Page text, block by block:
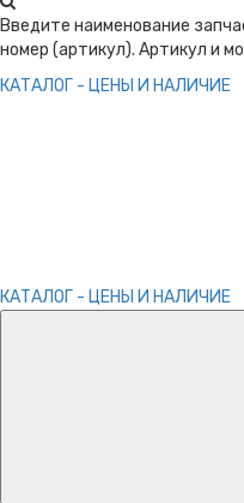
Введите наименование
номер (артикул). Артикул и
КАТАЛОГ - ЦЕНЫ И НАЛИЧИЕ
КАТАЛОГ - ЦЕНЫ И НАЛИЧИЕ